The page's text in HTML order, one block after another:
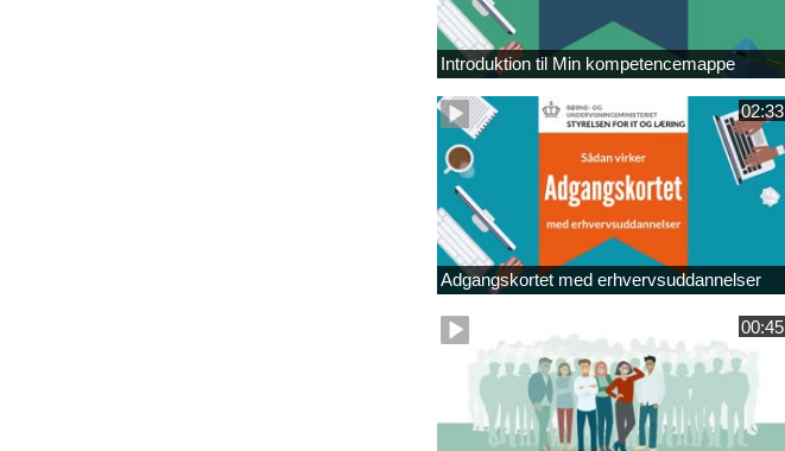
Introduktion til Min kompetencemappe
02:33
Adgangskortet med erhvervsuddannelser
00:45